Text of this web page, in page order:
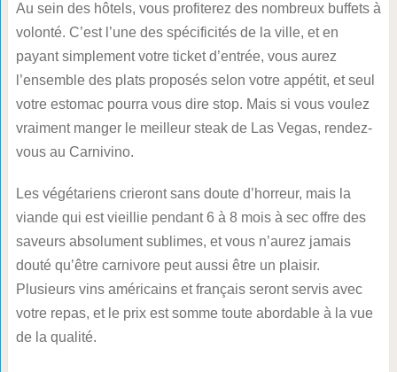
Au sein des hôtels, vous profiterez des nombreux buffets à
volonté. C’est l’une des spécificités de la ville, et en
payant simplement votre ticket d’entrée, vous aurez
l’ensemble des plats proposés selon votre appétit, et seul
votre estomac pourra vous dire stop. Mais si vous voulez
vraiment manger le meilleur steak de Las Vegas, rendez-
vous au Carnivino.
Les végétariens crieront sans doute d’horreur, mais la
viande qui est vieillie pendant 6 à 8 mois à sec offre des
saveurs absolument sublimes, et vous n’aurez jamais
douté qu’être carnivore peut aussi être un plaisir.
Plusieurs vins américains et français seront servis avec
votre repas, et le prix est somme toute abordable à la vue
de la qualité.